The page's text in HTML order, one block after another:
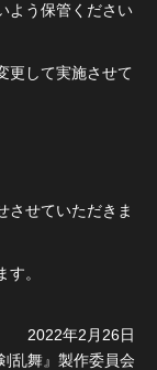
よう保管ください
更して実施させて
させていただきま
。
2022年2月26日
乱舞』製作委員会